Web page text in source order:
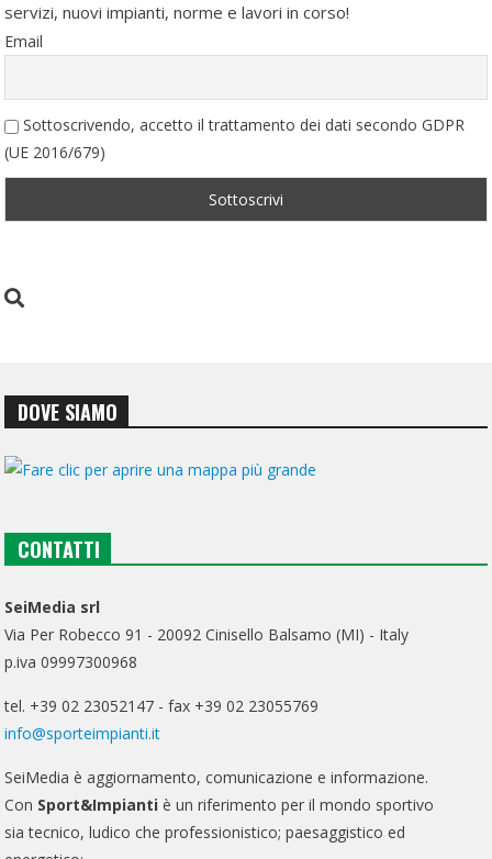
servizi, nuovi impianti, norme e lavori in corso!
Email
Sottoscrivendo, accetto il trattamento dei dati secondo GDPR
(UE 2016/679)
DOVE SIAMO
CONTATTI
SeiMedia srl
Via Per Robecco 91 - 20092 Cinisello Balsamo (MI) - Italy
p.iva 09997300968
tel. +39 02 23052147 - fax +39 02 23055769
info@sporteimpianti.it
SeiMedia è aggiornamento, comunicazione e informazione.
Con Sport&Impianti è un riferimento per il mondo sportivo
sia tecnico, ludico che professionistico; paesaggistico ed